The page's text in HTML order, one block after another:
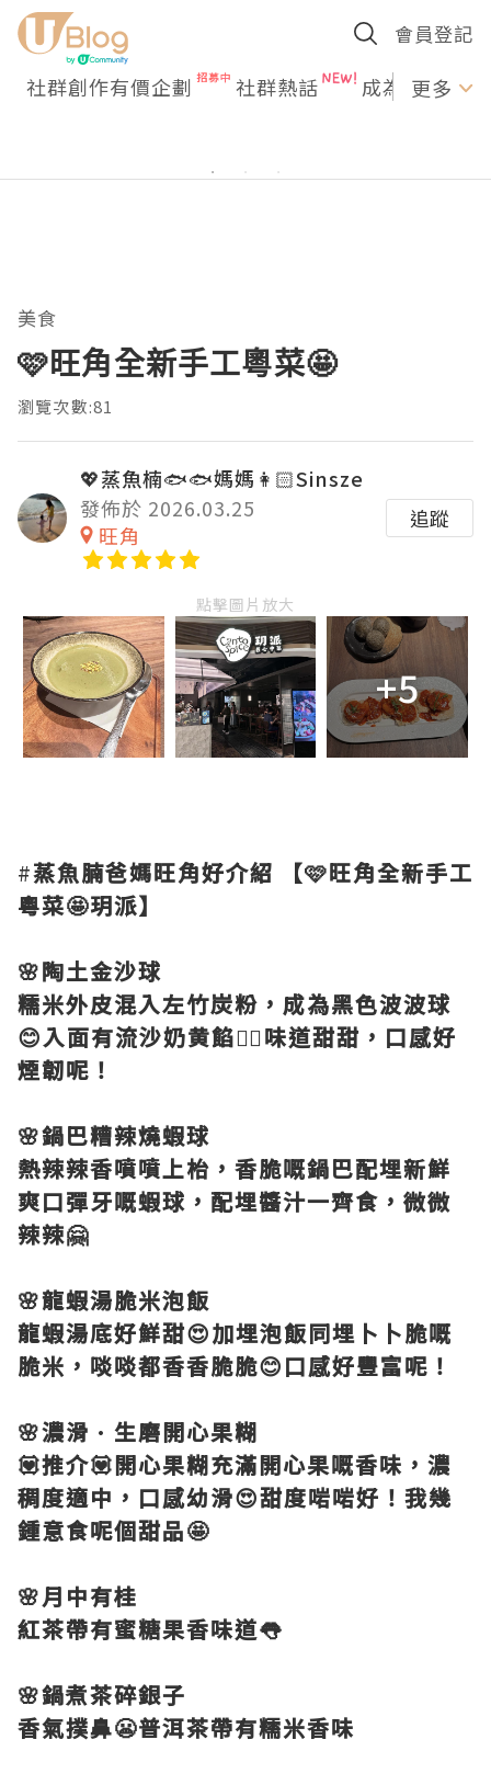
會員登記
社群創作有價企劃 社群熱話 成為U更多
美食
🩷旺角全新手工粵菜🤩
瀏覽次數:81
💖蒸魚楠🐟🐟媽媽👩🏻Sinsze
發佈於 2026.03.25
旺角
追蹤
點擊圖片放大
+5
#蒸魚腩爸媽旺角好介紹
【🩷旺角全新手工
粵菜🤩玥派】
🌸陶土金沙球
糯米外皮混入左竹炭粉，成為黑色波波球
😊入面有流沙奶黄餡👍🏻味道甜甜，口感好
煙韌呢！
🌸鍋巴糟辣燒蝦球
熱辣辣香噴噴上枱，香脆嘅鍋巴配埋新鮮
爽口彈牙嘅蝦球，配埋醬汁一齊食，微微
辣辣🤗
🌸龍蝦湯脆米泡飯
龍蝦湯底好鮮甜😍加埋泡飯同埋卜卜脆嘅
脆米，啖啖都香香脆脆😊口感好豐富呢！
🌸濃滑 • 生磨開心果糊
💟推介💟開心果糊充滿開心果嘅香味，濃
稠度適中，口感幼滑😍甜度啱啱好！我幾
鍾意食呢個甜品🤩
🌸月中有桂
紅茶帶有蜜糖果香味道👅
🌸鍋煮茶碎銀子
香氣撲鼻😬普洱茶帶有糯米香味